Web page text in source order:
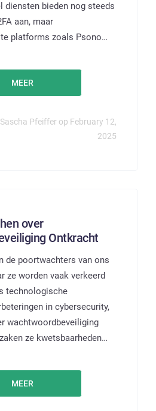
diensten bieden nog steeds
aan, maar
platforms zoals Psono…
MEER
Pfeiffer op February 12,
2025
over
Ontkracht
de poortwachters van ons
ze worden vaak verkeerd
technologische
in cybersecurity,
wachtwoordbeveiliging
ze kwetsbaarheden…
MEER